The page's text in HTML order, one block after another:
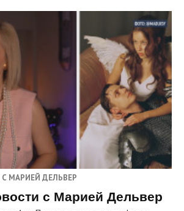
МАРИЕЙ ДЕЛЬВЕР
с Марией Дельвер